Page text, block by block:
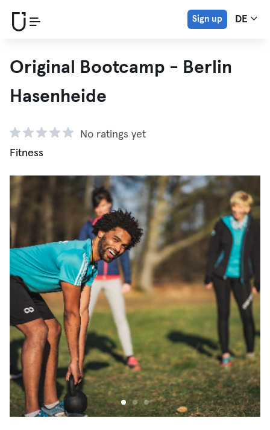
Sign up DE
Original Bootcamp - Berlin
Hasenheide
No ratings yet
Fitness